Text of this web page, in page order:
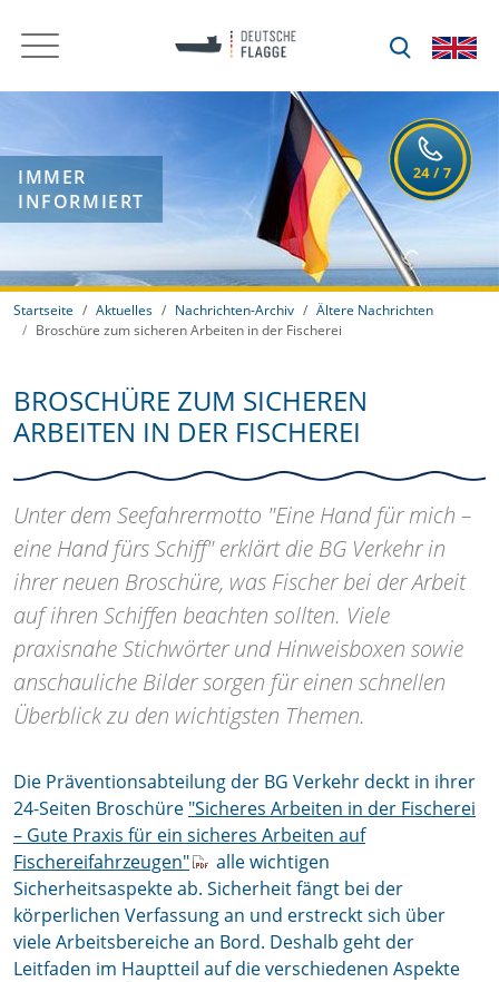
IMMER
INFORMIERT
Startseite Aktuelles Nachrichten-Archiv
Ältere Nachrichten
Broschüre zum sicheren Arbeiten in der Fischerei
BROSCHÜRE ZUM SICHEREN
ARBEITEN IN DER FISCHEREI
Unter dem Seefahrermotto "Eine Hand für mich –
eine Hand fürs Schiff" erklärt die BG Verkehr in
ihrer neuen Broschüre, was Fischer bei der Arbeit
auf ihren Schiffen beachten sollten. Viele
praxisnahe Stichwörter und Hinweisboxen sowie
anschauliche Bilder sorgen für einen schnellen
Überblick zu den wichtigsten Themen.
Die Präventionsabteilung der BG Verkehr deckt in ihrer
24-Seiten Broschüre "Sicheres Arbeiten in der Fischerei
– Gute Praxis für ein sicheres Arbeiten auf
Fischereifahrzeugen"
alle wichtigen
Sicherheitsaspekte ab. Sicherheit fängt bei der
körperlichen Verfassung an und erstreckt sich über
viele Arbeitsbereiche an Bord. Deshalb geht der
Leitfaden im Hauptteil auf die verschiedenen Aspekte